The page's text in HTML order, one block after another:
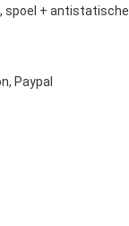
spoel + antistatische
Paypal